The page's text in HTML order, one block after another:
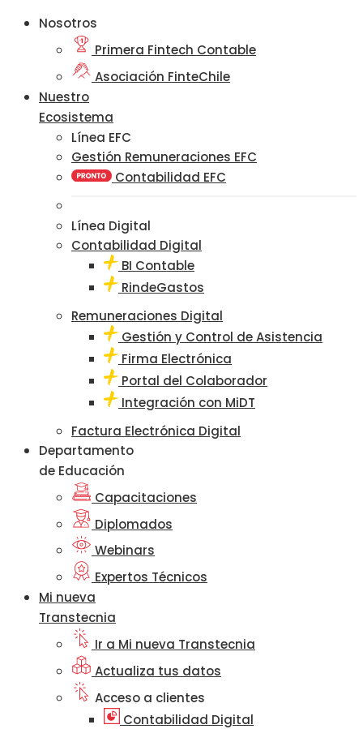
Nosotros
Primera Fintech Contable
Asociación FinteChile
Nuestro
Ecosistema
Línea EFC
Gestión Remuneraciones EFC
Contabilidad EFC
Línea Digital
Contabilidad Digital
BI Contable
RindeGastos
Remuneraciones Digital
Gestión y Control de Asistencia
Firma Electrónica
Portal del Colaborador
Integración con MiDT
Factura Electrónica Digital
Departamento
de Educación
Capacitaciones
Diplomados
Webinars
Expertos Técnicos
Mi nueva
Transtecnia
Ir a Mi nueva Transtecnia
Actualiza tus datos
Acceso a clientes
Contabilidad Digital